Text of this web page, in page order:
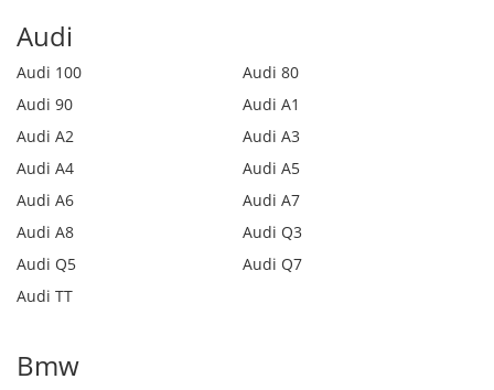
Audi
Audi 100
Audi 80
Audi 90
Audi A1
Audi A2
Audi A3
Audi A4
Audi A5
Audi A6
Audi A7
Audi A8
Audi Q3
Audi Q5
Audi Q7
Audi TT
Bmw